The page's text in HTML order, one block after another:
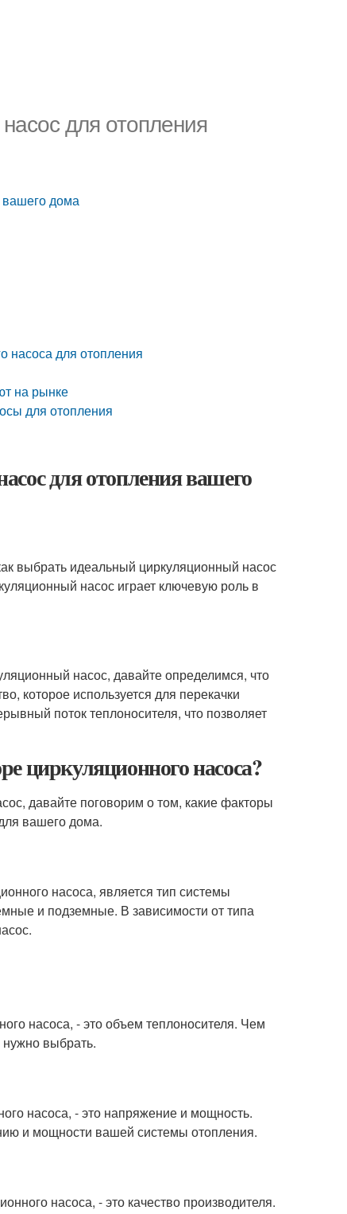
для отопления
вашего дома
насоса для отопления
на рынке
для отопления
для отопления вашего
выбрать идеальный циркуляционный насос
насос играет ключевую роль в
насос, давайте определимся, что
которое используется для перекачки
поток теплоносителя, что позволяет
циркуляционного насоса?
давайте поговорим о том, какие факторы
вашего дома.
насоса, является тип системы
и подземные. В зависимости от типа
насоса, - это объем теплоносителя. Чем
выбрать.
насоса, - это напряжение и мощность.
и мощности вашей системы отопления.
насоса, - это качество производителя.